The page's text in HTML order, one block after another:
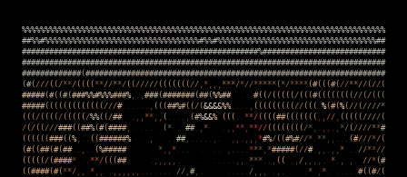
%%%%%%%%%%%%%%%%%%%%%%%%%%%%%%%%%%%%%%%%%%%%%%%%%%%%%%%%%%%%%%%%%%%%%%%%%%%%%%%%
##%%#%%%%%%%%%%%%%%%%%%%%%%%%%%%%%%%%%%#%%#%%%%%%%%%%%%%%%%%%%%%%%%%%%%%%%%%%%##
####################################################%###########################
################################################################################
#############(##################################################################
(#(/// ( (/**/ ( ( ( ( **//**/ ( (///// ( ( ( ( ( ( (// , * , , , ***/*//***** ( */**** (#( ( (#(//**// (// (
#####(#( (#(###%%#%%%###%, . , ###(#######(##(%%## . #( (/ ( ( ( ( (/ ( ( (#( ( ( ( ( ( ( (// (/ ( ( (
#####( ( ( ( ( ( ( ( ( ( ( ( (///#. . . . . . , ( ( (##%#( (/ (&&&&%%. . . . , ( ( ( ( ( ( ( ( (// ( ( ( . %(#(%(// (////*
( ( (/ ( ( ( (/ ( ( ( ( (/%%( (/## . . , , ** , , ( . . . , (#%&&% ( ( ( . . **/ ( ( ( (##( ( ( ( ( ( ( , ,// , ( ( ( ( (//// (
/ (/ ( (///###( (##%(#(####, . . . . ( * . . . ##. , * . . , , ** , **// ( ( ( ( ( ( ( (/* , . , , . , */ (////**#
( ( ( ( ( (###( (%, . . ( (######% , . . ##, . . . . . , . , , . , , , *#%/ ( (#%#//* . ** , , . . . (#///*/ (
(#( (##(#(##. . , . . (%#####. * , , * . . . . . . , . . . . *** , *#####(//#. , , . , , * . . //**//
( ( ( ( (/ (####* . . . **/ ( ( (## . , , , , , . . . . . . . . , , . *** . . , ( ( . ,/ , , , , . . * . , , . //* (#
( (####(#( **/ , , . * , , . , , , , , , . . . . . . . // ,#, . . . . . . / , , , . , . . * , * . . . . . . #( (#/ (